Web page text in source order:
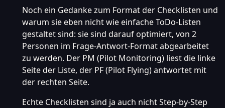
Noch ein Gedanke zum Format der Checklisten und
warum sie eben nicht wie einfache ToDo-Listen
gestaltet sind: sie sind darauf optimiert, von 2
Personen im Frage-Antwort-Format abgearbeitet
zu werden. Der PM (Pilot Monitoring) liest die linke
Seite der Liste, der PF (Pilot Flying) antwortet mit
der rechten Seite.
Echte Checklisten sind ja auch nicht Step-by-Step